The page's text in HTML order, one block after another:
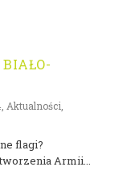
BIAŁO-
Aktualności
flagi?
Armii...